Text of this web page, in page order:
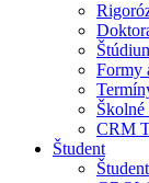
Formy
CRM
Študent